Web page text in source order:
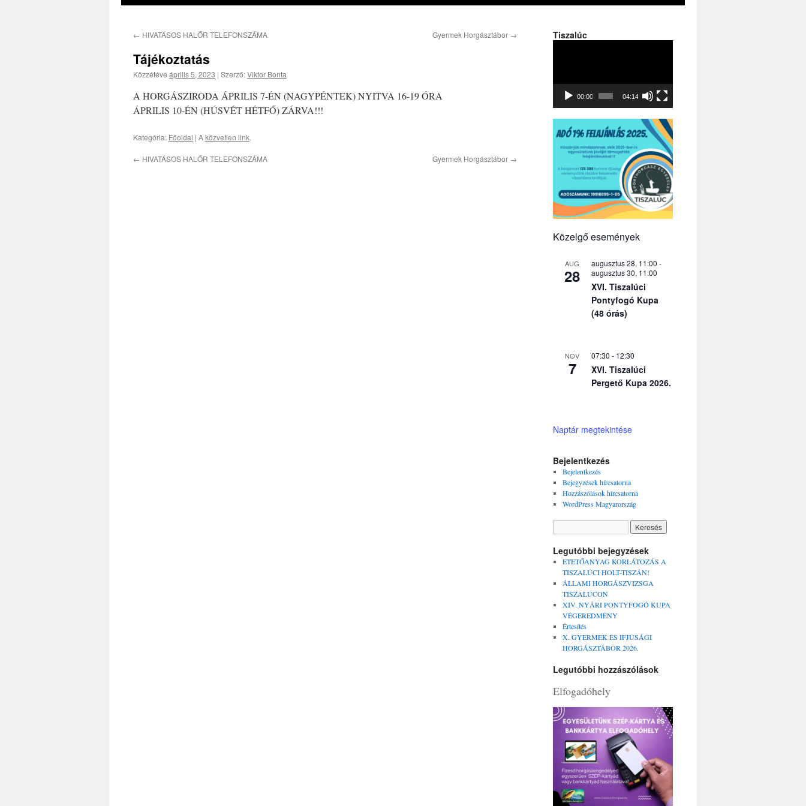
← HIVATÁSOS HALŐR TELEFONSZÁMA Gyermek Horgásztábor →
Tájékoztatás
Közzétéve április 5, 2023 | Szerző:Viktor Bonta
A HORGÁSZIRODA ÁPRILIS 7-ÉN (NAGYPÉNTEK) NYITVA 16-19 ÓRA
ÁPRILIS 10-ÉN (HÚSVÉT HÉTFŐ) ZÁRVA!!!
Kategória: Főoldal | Aközvetlen link.
← HIVATÁSOS HALŐR TELEFONSZÁMA Gyermek Horgásztábor →
Tiszalúc
00:00 04:14
Közelgő események
AUG
28
augusztus 28, 11:00 -
augusztus 30, 11:00
XVI. Tiszalúci
Pontyfogó Kupa
(48 órás)
NOV
7
07:30 - 12:30
XVI. Tiszalúci
Pergető Kupa 2026.
Naptár megtekintése
Bejelentkezés
Bejelentkezés
Bejegyzések hírcsatorna
Hozzászólások hírcsatorna
WordPress Magyarország
Legutóbbi bejegyzések
ETETŐANYAG KORLÁTOZÁS A
TISZALÚCI HOLT-TISZÁN!
ÁLLAMI HORGÁSZVIZSGA
TISZALÚCON
XIV. NYÁRI PONTYFOGÓ KUPA
VÉGEREDMÉNY
Értesítés
X. GYERMEK ÉS IFJÚSÁGI
HORGÁSZTÁBOR 2026.
Legutóbbi hozzászólások
Elfogadóhely